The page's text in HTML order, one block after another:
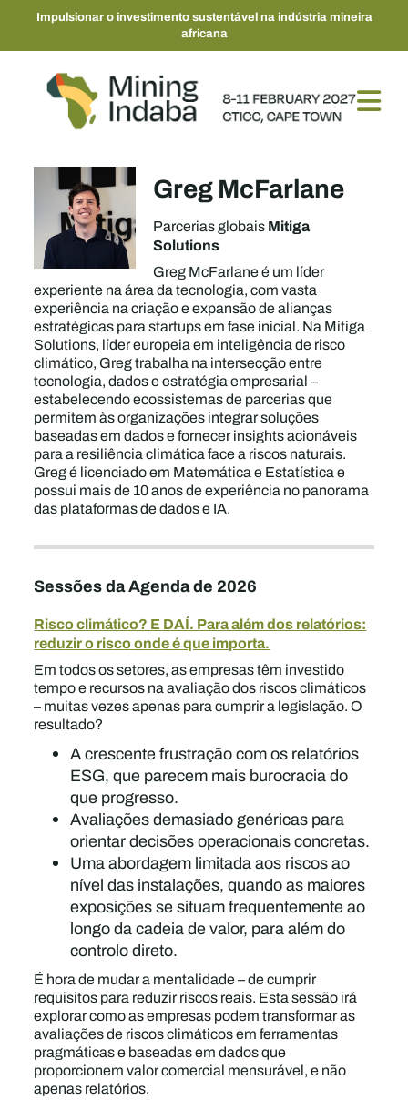
Impulsionar o investimento sustentável na indústria mineira
africana
Greg McFarlane
Parcerias globaisMitiga
Solutions
Greg McFarlane é um líder
experiente na área da tecnologia, com vasta
experiência na criação e expansão de alianças
estratégicas para startups em fase inicial. Na Mitiga
Solutions, líder europeia em inteligência de risco
climático, Greg trabalha na intersecção entre
tecnologia, dados e estratégia empresarial –
estabelecendo ecossistemas de parcerias que
permitem às organizações integrar soluções
baseadas em dados e fornecer insights acionáveis
para a resiliência climática face a riscos naturais.
Greg é licenciado em Matemática e Estatística e
possui mais de 10 anos de experiência no panorama
das plataformas de dados e IA.
Sessões da Agenda de 2026
Risco climático? E DAÍ. Para além dos relatórios:
reduzir o risco onde é que importa.
Em todos os setores, as empresas têm investido
tempo e recursos na avaliação dos riscos climáticos
– muitas vezes apenas para cumprir a legislação. O
resultado?
A crescente frustração com os relatórios
ESG, que parecem mais burocracia do
que progresso.
Avaliações demasiado genéricas para
orientar decisões operacionais concretas.
Uma abordagem limitada aos riscos ao
nível das instalações, quando as maiores
exposições se situam frequentemente ao
longo da cadeia de valor, para além do
controlo direto.
É hora de mudar a mentalidade – de cumprir
requisitos para reduzir riscos reais. Esta sessão irá
explorar como as empresas podem transformar as
avaliações de riscos climáticos em ferramentas
pragmáticas e baseadas em dados que
proporcionem valor comercial mensurável, e não
apenas relatórios.